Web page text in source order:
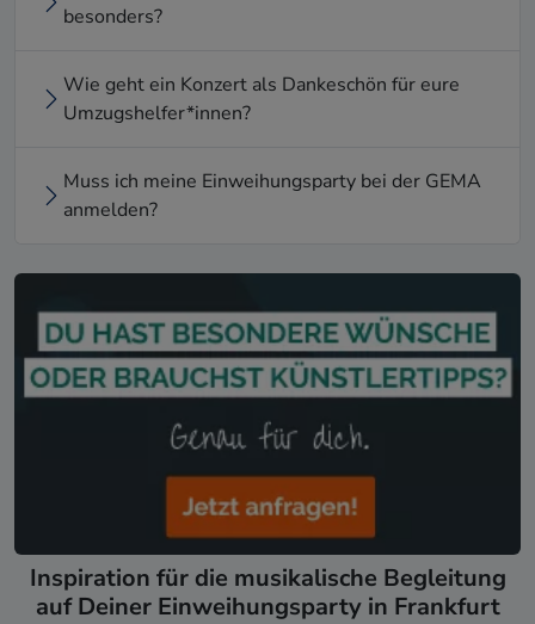
besonders?
Wie geht ein Konzert als Dankeschön für eure
Umzugshelfer*innen?
Muss ich meine Einweihungsparty bei der GEMA
anmelden?
Inspiration für die musikalische Begleitung
auf Deiner Einweihungsparty in Frankfurt